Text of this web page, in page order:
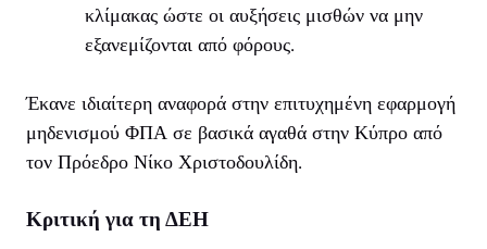
κλίμακας ώστε οι αυξήσεις μισθών να μην
εξανεμίζονται από φόρους.
Έκανε ιδιαίτερη αναφορά στην επιτυχημένη εφαρμογή
μηδενισμού ΦΠΑ σε βασικά αγαθά στην Κύπρο από
τον Πρόεδρο Νίκο Χριστοδουλίδη.
Κριτική για τη ΔΕΗ